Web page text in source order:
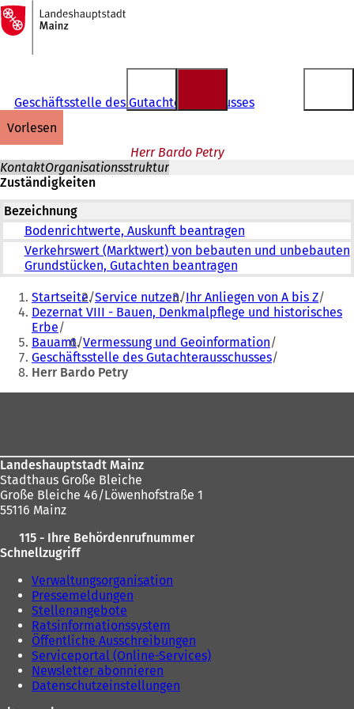
Inhalt anspringen
Zur
Startseite
Geschäftsstelle des Gutachterausschusses
vorlesen
Herr Bardo Petry
KontaktOrganisationsstruktur
Zuständigkeiten
Bezeichnung
Bodenrichtwerte, Auskunft beantragen
Verkehrswert (Marktwert) von bebauten und unbebauten
Grundstücken, Gutachten beantragen
Sie
befinden
sich
hier:
Startseite Service nutzen Ihr Anliegen von A bis Z
Dezernat VIII - Bauen, Denkmalpflege und historisches
Erbe
Bauamt Vermessung und Geoinformation
Geschäftsstelle des Gutachterausschusses
Herr Bardo Petry
Landeshauptstadt Mainz
Stadthaus Große Bleiche
Große Bleiche 46/Löwenhofstraße 1
55116 Mainz
115 - Ihre Behördenrufnummer
Schnellzugriff
Verwaltungsorganisation
Pressemeldungen
Stellenangebote
Ratsinformationssystem
Öffentliche Ausschreibungen
Serviceportal (Online-Services)
Newsletter abonnieren
Datenschutzeinstellungen